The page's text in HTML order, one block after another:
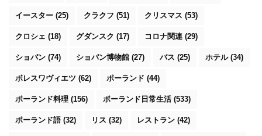
イースター (25) クラクフ (51) クリスマス (53)
クロシェ (18) グダンスク (17) コロナ関連 (29)
ショパン (74) ショパン博物館 (27) バス (25) ホテル(34)
ボレスワヴィエツ (62) ポーランド (44)
ポーランド料理 (156) ポーランド日常生活(533)
ポーランド語(32) リス (32) レストラン (42)